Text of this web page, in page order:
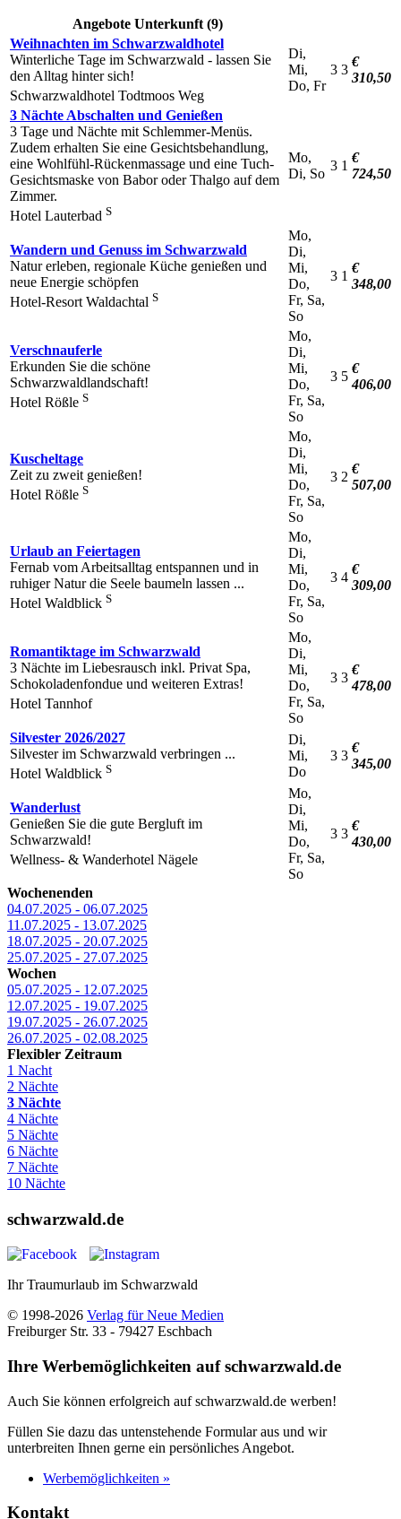
Angebote Unterkunft (9)
Weihnachten im Schwarzwaldhotel
Winterliche Tage im Schwarzwald - lassen Sie
den Alltag hinter sich!
Schwarzwaldhotel Todtmoos Weg
Di,
Mi,
Do, Fr
3 3
€
310,50
3 Nächte Abschalten und Genießen
3 Tage und Nächte mit Schlemmer-Menüs.
Zudem erhalten Sie eine Gesichtsbehandlung,
eine Wohlfühl-Rückenmassage und eine Tuch-
Gesichtsmaske von Babor oder Thalgo auf dem
Zimmer.
Hotel Lauterbad S
Mo,
Di, So
3 1
€
724,50
Wandern und Genuss im Schwarzwald
Natur erleben, regionale Küche genießen und
neue Energie schöpfen
Hotel-Resort Waldachtal S
Mo,
Di,
Mi,
Do,
Fr, Sa,
So
3 1
€
348,00
Verschnauferle
Erkunden Sie die schöne
Schwarzwaldlandschaft!
Hotel Rößle S
Mo,
Di,
Mi,
Do,
Fr, Sa,
So
3 5
€
406,00
Kuscheltage
Zeit zu zweit genießen!
Hotel Rößle S
Mo,
Di,
Mi,
Do,
Fr, Sa,
So
3 2
€
507,00
Urlaub an Feiertagen
Fernab vom Arbeitsalltag entspannen und in
ruhiger Natur die Seele baumeln lassen ...
Hotel Waldblick S
Mo,
Di,
Mi,
Do,
Fr, Sa,
So
3 4
€
309,00
Romantiktage im Schwarzwald
3 Nächte im Liebesrausch inkl. Privat Spa,
Schokoladenfondue und weiteren Extras!
Hotel Tannhof
Mo,
Di,
Mi,
Do,
Fr, Sa,
So
3 3
€
478,00
Silvester 2026/2027
Silvester im Schwarzwald verbringen ...
Hotel Waldblick S
Di,
Mi,
Do
3 3
€
345,00
Wanderlust
Genießen Sie die gute Bergluft im
Schwarzwald!
Wellness- & Wanderhotel Nägele
Mo,
Di,
Mi,
Do,
Fr, Sa,
So
3 3
€
430,00
Wochenenden
04.07.2025 - 06.07.2025
11.07.2025 - 13.07.2025
18.07.2025 - 20.07.2025
25.07.2025 - 27.07.2025
Wochen
05.07.2025 - 12.07.2025
12.07.2025 - 19.07.2025
19.07.2025 - 26.07.2025
26.07.2025 - 02.08.2025
Flexibler Zeitraum
1 Nacht
2 Nächte
3 Nächte
4 Nächte
5 Nächte
6 Nächte
7 Nächte
10 Nächte
schwarzwald.de
Ihr Traumurlaub im Schwarzwald
© 1998-2026 Verlag für Neue Medien
Freiburger Str. 33 - 79427 Eschbach
Ihre Werbemöglichkeiten auf schwarzwald.de
Auch Sie können erfolgreich auf schwarzwald.de werben!
Füllen Sie dazu das untenstehende Formular aus und wir
unterbreiten Ihnen gerne ein persönliches Angebot.
Werbemöglichkeiten »
Kontakt